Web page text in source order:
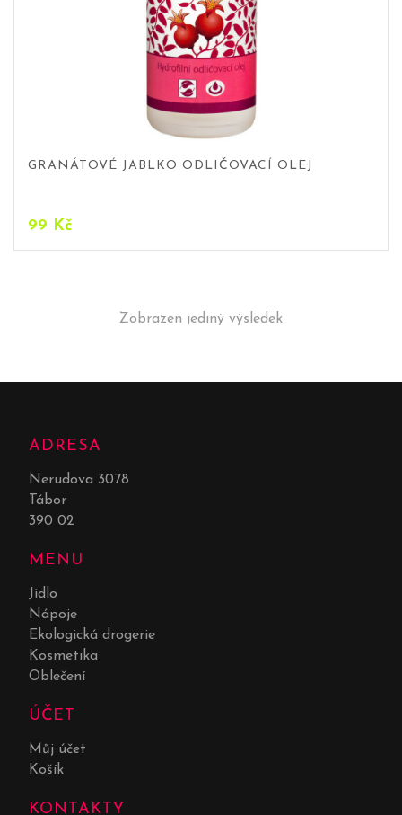
GRANÁTOVÉ JABLKO ODLIČOVACÍ OLEJ
99 Kč
Zobrazen jediný výsledek
ADRESA
Nerudova 3078
Tábor
390 02
MENU
Jídlo
Nápoje
Ekologická drogerie
Kosmetika
Oblečení
ÚČET
Můj účet
Košík
KONTAKTY